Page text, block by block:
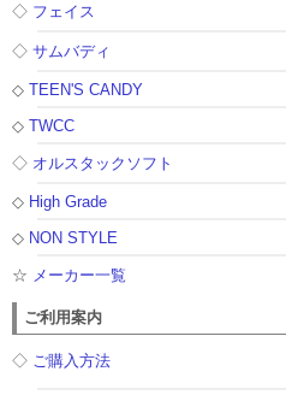
◇ フェイス
◇サムバディ
◇TEEN'S CANDY
◇TWCC
◇ オルスタックソフト
◇ High Grade
◇ NON STYLE
☆ メーカー一覧
ご利用案内
◇ ご購入方法